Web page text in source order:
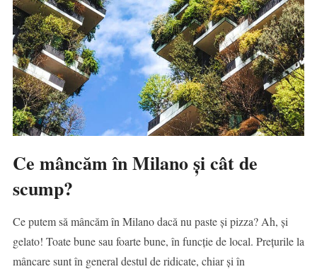
Ce mâncăm în Milano și cât de
scump?
Ce putem să mâncăm în Milano dacă nu paste și pizza? Ah, și
gelato! Toate bune sau foarte bune, în funcție de local. Prețurile la
mâncare sunt în general destul de ridicate, chiar și în